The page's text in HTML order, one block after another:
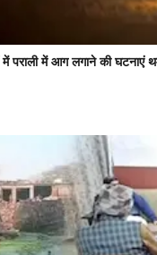
पराली में आग लगाने की घटनाएं